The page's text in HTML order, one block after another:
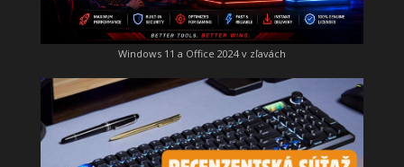
Windows 11 a Office 2024 v zľavách